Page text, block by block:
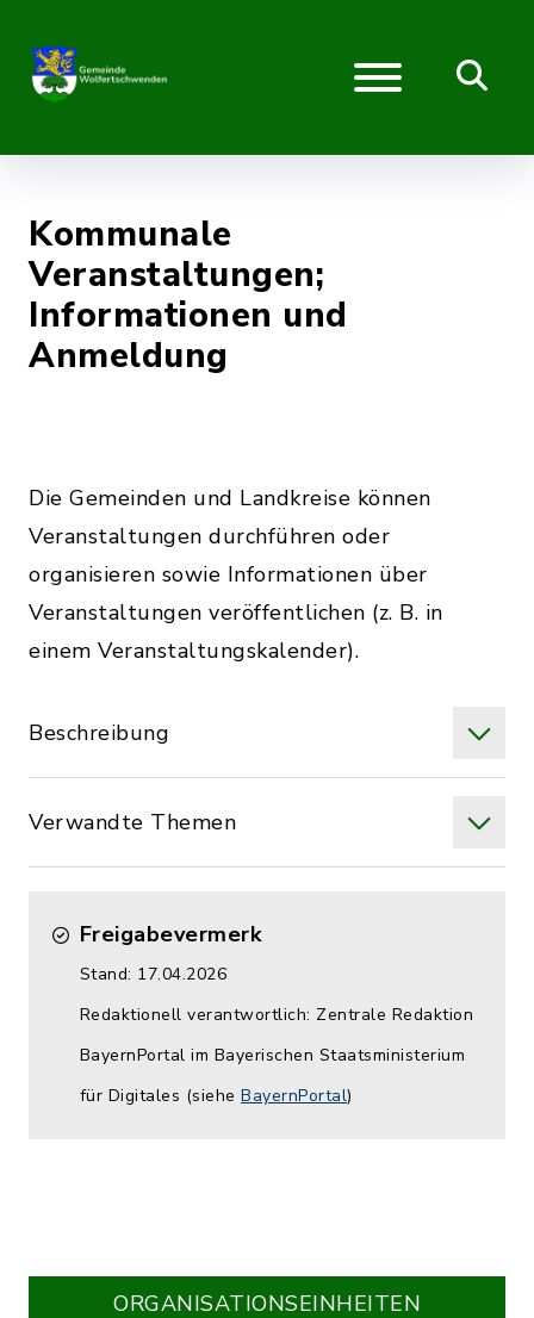
Kommunale
Veranstaltungen;
Informationen und
Anmeldung
Die Gemeinden und Landkreise können
Veranstaltungen durchführen oder
organisieren sowie Informationen über
Veranstaltungen veröffentlichen (z. B. in
einem Veranstaltungskalender).
Beschreibung
Verwandte Themen
Freigabevermerk
Stand: 17.04.2026
Redaktionell verantwortlich: Zentrale Redaktion
BayernPortal im Bayerischen Staatsministerium
für Digitales (siehe BayernPortal)
ORGANISATIONS­EINHEITEN